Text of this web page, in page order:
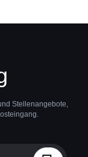
Stellenangebote,